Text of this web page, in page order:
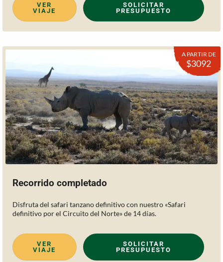
VER
VIAJE
SOLICITAR
PRESUPUESTO
A PARTIR DE
$3092
Recorrido completado
Disfruta del safari tanzano definitivo con nuestro «Safari
definitivo por el Circuito del Norte» de 14 días.
VER
VIAJE
SOLICITAR
PRESUPUESTO